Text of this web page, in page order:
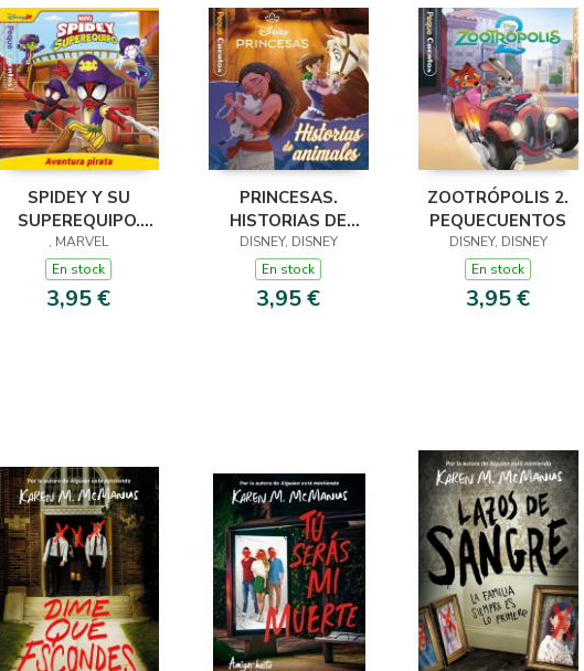
SPIDEY Y SU
SUPEREQUIPO.
AVENTURA PIRATA.
PEQUECUENTOS
, MARVEL
En stock
3,95 €
PRINCESAS.
HISTORIAS DE
ANIMALES.
PEQUECUENTOS
DISNEY, DISNEY
En stock
3,95 €
ZOOTRÓPOLIS 2.
PEQUECUENTOS
DISNEY, DISNEY
En stock
3,95 €